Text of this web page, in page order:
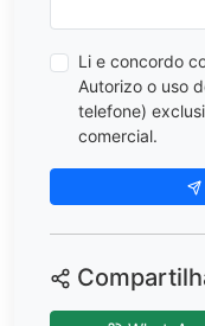
Li e concordo
Autorizo o uso
telefone)
comercial.